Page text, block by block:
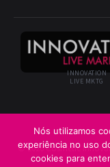
INNOVATION
LIVE MKTG
© 2026 Cosmetic
Nós utilizamos
experiência no uso
cookies para